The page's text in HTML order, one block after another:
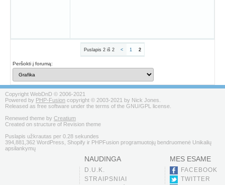
Puslapis 2 iš 2 < 1 2
Peršokti į forumą:
Copyright WebDnD © 2006-2021
Powered by PHP-Fusion copyright © 2003-2021 by Nick Jones.
Released as free software under the terms of the GNU/GPL license.
Renewed theme by Creatium
Created on structure of Revision theme
Puslapis užkrautas per 0.28 sekundes
394,881,362 WordPress, Shopify ir PHPFusion programuotojų bendruomenė Unikalių
apsilankymų
NAUDINGA
D.U.K.
STRAIPSNIAI
MES ESAME
FACEBOOK
TWITTER